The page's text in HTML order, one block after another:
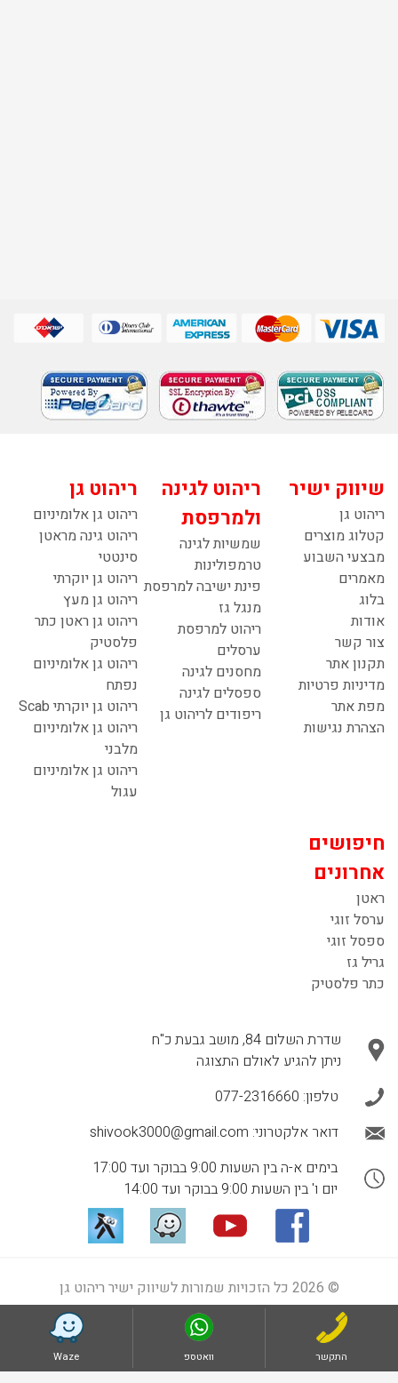
התקשר וואטספ Waze
שיווק ישיר
ריהוט גן
קטלוג מוצרים
מבצעי השבוע
מאמרים
בלוג
אודות
צור קשר
תקנון אתר
מדיניות פרטיות
מפת אתר
הצהרת נגישות
ריהוט לגינה
ולמרפסת
שמשיות לגינה
טרמפולינות
פינת ישיבה למרפסת
מנגל גז
ריהוט למרפסת
ערסלים
מחסנים לגינה
ספסלים לגינה
ריפודים לריהוט גן
ריהוט גן
ריהוט גן אלומיניום
ריהוט גינה מראטן
סינטטי
ריהוט גן יוקרתי
ריהוט גן מעץ
ריהוט גן ראטן כתר
פלסטיק
ריהוט גן אלומיניום
נפתח
ריהוט גן יוקרתי Scab
ריהוט גן אלומיניום
מלבני
ריהוט גן אלומיניום
עגול
חיפושים
אחרונים
ראטן
ערסל זוגי
ספסל זוגי
גריל גז
כתר פלסטיק
שדרת השלום 84, מושב גבעת כ"ח
ניתן להגיע לאולם התצוגה
טלפון: 077-2316660
דואר אלקטרוני: shivook3000@gmail.com
בימים א-ה בין השעות 9:00 בבוקר ועד 17:00
יום ו' בין השעות 9:00 בבוקר ועד 14:00
© 2026 כל הזכויות שמורות לשיווק ישיר ריהוט גן